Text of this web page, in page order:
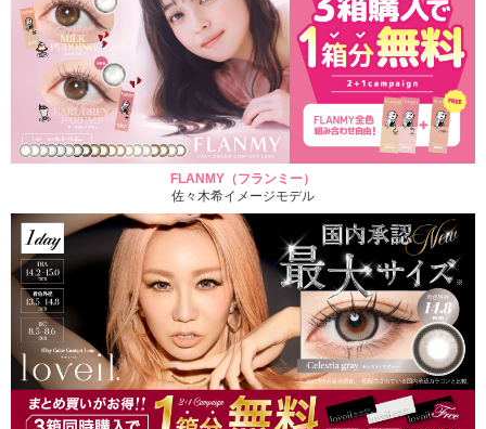
FLANMY（フランミー）
佐々木希イメージモデル